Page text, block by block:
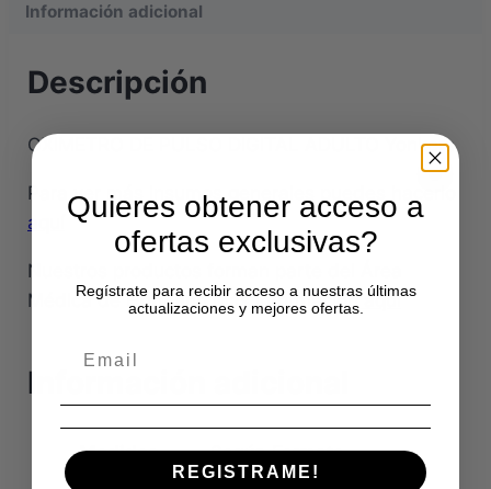
Información adicional
Descripción
OXIMETRO DE PULSO DIGITAL ADULTO Yonkers
Para ver más insumos generales puedes hacerlo
aquí
Nuestros productos forman parte del Área
Médica de HofmannMás información aquí
Información adicional
Medidas Según Formato
Quieres obtener acceso a
ofertas exclusivas?
Regístrate para recibir acceso a nuestras últimas
actualizaciones y mejores ofertas.
REGISTRAME!